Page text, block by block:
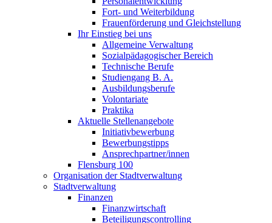
Fort- und Weiterbildung
Frauenförderung und Gleichstellung
Ihr Einstieg bei uns
Allgemeine Verwaltung
Sozialpädagogischer Bereich
Technische Berufe
Studiengang B. A.
Ausbildungsberufe
Volontariate
Praktika
Aktuelle Stellenangebote
Initiativbewerbung
Bewerbungstipps
Ansprechpartner/innen
Flensburg 100
Organisation der Stadtverwaltung
Stadtverwaltung
Finanzen
Finanzwirtschaft
Beteiligungscontrolling